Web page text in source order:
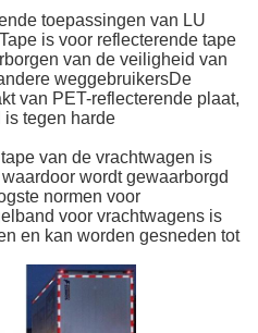
toepassingen van LU
is voor reflecterende tape
van de veiligheid van
weggebruikersDe
van PET-reflecterende plaat,
tegen harde
van de vrachtwagen is
wordt gewaarborgd
normen voor
voor vrachtwagens is
en kan worden gesneden tot